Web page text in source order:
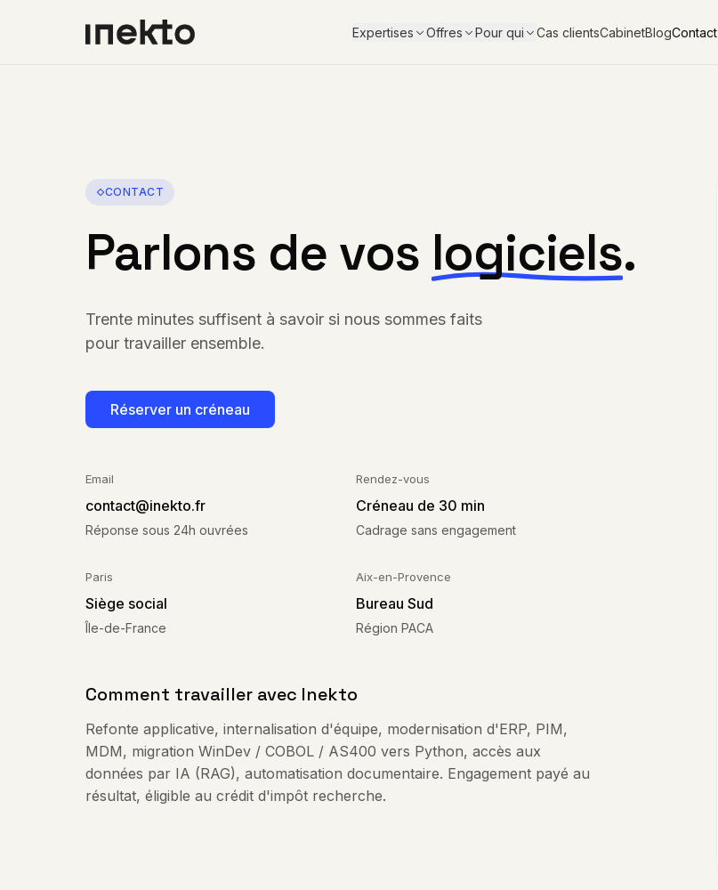
Expertises Offres Pour qui Cas clientsCabinetBlogContact
CONTACT
Parlons de vos logiciels.
Trente minutes suffisent à savoir si nous sommes faits
pour travailler ensemble.
Réserver un créneau
Email
contact@inekto.fr
Réponse sous 24h ouvrées
Rendez-vous
Créneau de 30 min
Cadrage sans engagement
Paris
Siège social
Île-de-France
Aix-en-Provence
Bureau Sud
Région PACA
Comment travailler avec Inekto
Refonte applicative, internalisation d'équipe, modernisation d'ERP, PIM,
MDM, migration WinDev / COBOL / AS400 vers Python, accès aux
données par IA (RAG), automatisation documentaire. Engagement payé au
résultat, éligible au crédit d'impôt recherche.